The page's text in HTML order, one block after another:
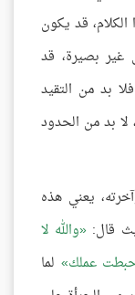
قد يكون
غير بصيرة، قد
بد من التقيد
لا بد من الحدود
يعني هذه
قال: والله لا
عملك
لما